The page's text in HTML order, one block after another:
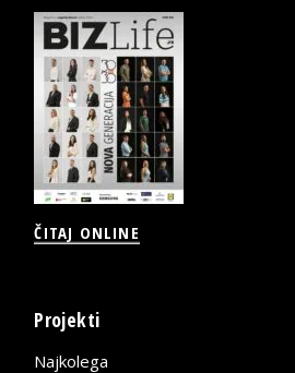
ČITAJ ONLINE
Projekti
Najkolega